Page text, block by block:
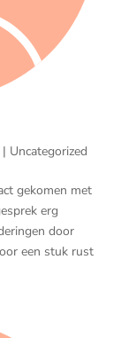
Uncategorized
gekomen met
erg
door
een stuk rust